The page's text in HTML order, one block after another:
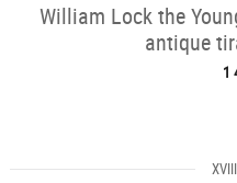
William Lock the
antique
1
XVIII